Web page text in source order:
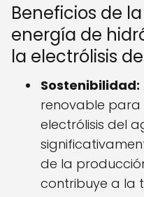
Beneficios de
energía de
la electrólisis
Sostenibilidad:
renovable
electrólisis del
de la
contribuye a la